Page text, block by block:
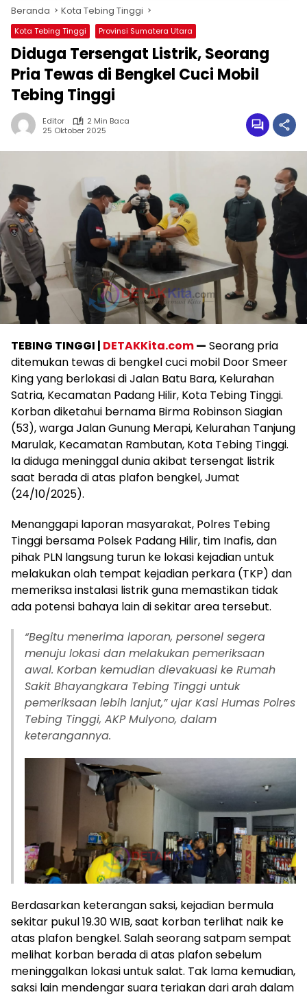
Beranda Kota Tebing Tinggi
Kota Tebing Tinggi Provinsi Sumatera Utara
Diduga Tersengat Listrik, Seorang
Pria Tewas di Bengkel Cuci Mobil
Tebing Tinggi
Editor
2 Min Baca
25 Oktober 2025
TEBING TINGGI | DETAKKita.com— Seorang pria
ditemukan tewas di bengkel cuci mobil Door Smeer
King yang berlokasi di Jalan Batu Bara, Kelurahan
Satria, Kecamatan Padang Hilir, Kota Tebing Tinggi.
Korban diketahui bernama Birma Robinson Siagian
(53), warga Jalan Gunung Merapi, Kelurahan Tanjung
Marulak, Kecamatan Rambutan, Kota Tebing Tinggi.
Ia diduga meninggal dunia akibat tersengat listrik
saat berada di atas plafon bengkel, Jumat
(24/10/2025).
Menanggapi laporan masyarakat, Polres Tebing
Tinggi bersama Polsek Padang Hilir, tim Inafis, dan
pihak PLN langsung turun ke lokasi kejadian untuk
melakukan olah tempat kejadian perkara (TKP) dan
memeriksa instalasi listrik guna memastikan tidak
ada potensi bahaya lain di sekitar area tersebut.
“Begitu menerima laporan, personel segera
menuju lokasi dan melakukan pemeriksaan
awal. Korban kemudian dievakuasi ke Rumah
Sakit Bhayangkara Tebing Tinggi untuk
pemeriksaan lebih lanjut,” ujar Kasi Humas Polres
Tebing Tinggi, AKP Mulyono, dalam
keterangannya.
Berdasarkan keterangan saksi, kejadian bermula
sekitar pukul 19.30 WIB, saat korban terlihat naik ke
atas plafon bengkel. Salah seorang satpam sempat
melihat korban berada di atas plafon sebelum
meninggalkan lokasi untuk salat. Tak lama kemudian,
saksi lain mendengar suara teriakan dari arah dalam